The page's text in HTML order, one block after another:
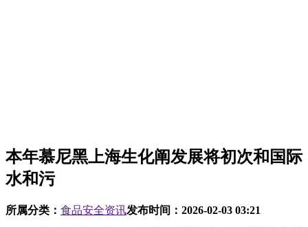
本年慕尼黑上海生化阐发展将初次和国际
水和污
所属分类： 食品安全资讯发布时间： 2026-02-03 03:21